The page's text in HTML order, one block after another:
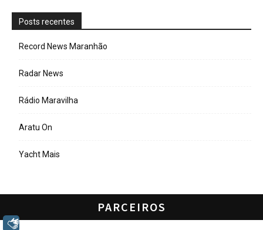
Posts recentes
Record News Maranhão
Radar News
Rádio Maravilha
Aratu On
Yacht Mais
PARCEIROS
Libras